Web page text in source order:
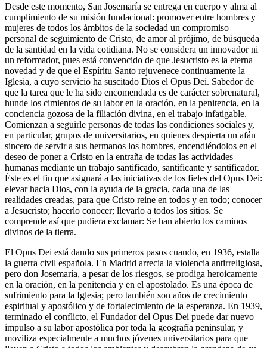
Desde este momento, San Josemaría se entrega en cuerpo y alma al
cumplimiento de su misión fundacional: promover entre hombres y
mujeres de todos los ámbitos de la sociedad un compromiso
personal de seguimiento de Cristo, de amor al prójimo, de búsqueda
de la santidad en la vida cotidiana. No se considera un innovador ni
un reformador, pues está convencido de que Jesucristo es la eterna
novedad y de que el Espíritu Santo rejuvenece continuamente la
Iglesia, a cuyo servicio ha suscitado Dios el Opus Dei. Sabedor de
que la tarea que le ha sido encomendada es de carácter sobrenatural,
hunde los cimientos de su labor en la oración, en la penitencia, en la
conciencia gozosa de la filiación divina, en el trabajo infatigable.
Comienzan a seguirle personas de todas las condiciones sociales y,
en particular, grupos de universitarios, en quienes despierta un afán
sincero de servir a sus hermanos los hombres, encendiéndolos en el
deseo de poner a Cristo en la entraña de todas las actividades
humanas mediante un trabajo santificado, santificante y santificador.
Éste es el fin que asignará a las iniciativas de los fieles del Opus Dei:
elevar hacia Dios, con la ayuda de la gracia, cada una de las
realidades creadas, para que Cristo reine en todos y en todo; conocer
a Jesucristo; hacerlo conocer; llevarlo a todos los sitios. Se
comprende así que pudiera exclamar: Se han abierto los caminos
divinos de la tierra.
El Opus Dei está dando sus primeros pasos cuando, en 1936, estalla
la guerra civil española. En Madrid arrecia la violencia antirreligiosa,
pero don Josemaría, a pesar de los riesgos, se prodiga heroicamente
en la oración, en la penitencia y en el apostolado. Es una época de
sufrimiento para la Iglesia; pero también son años de crecimiento
espiritual y apostólico y de fortalecimiento de la esperanza. En 1939,
terminado el conflicto, el Fundador del Opus Dei puede dar nuevo
impulso a su labor apostólica por toda la geografía peninsular, y
moviliza especialmente a muchos jóvenes universitarios para que